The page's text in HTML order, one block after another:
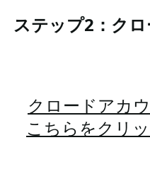
ステップ2：ク
クロードアカ
こちらをクリ